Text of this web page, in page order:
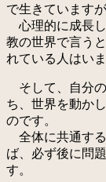
で生きています
心理的に成長
教の世界で言う
れている人はいま
そして、自分
ち、世界を動か
のです。
全体に共通す
ば、必ず後に問
す。